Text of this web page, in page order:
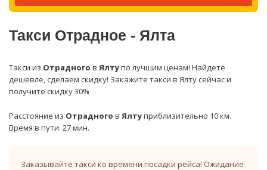
Такси Отрадное - Ялта
Такси из Отрадного в Ялтупо лучшим ценам! Найдете
дешевле, сделаем скидку! Закажите такси в Ялту сейчас и
получите скидку 30%
Расстояние из Отрадного в Ялтуприблизительно 10 км.
Время в пути: 27 мин.
Заказывайте такси ко времени посадки рейса! Ожидание